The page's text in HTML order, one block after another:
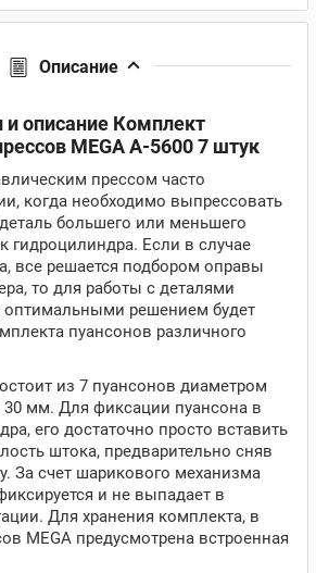
Описание
и описание Комплект
MEGA A-5600 7 штук
прессом часто
когда необходимо выпрессовать
большего или меньшего
гидроцилиндра. Если в случае
все решается подбором оправы
то для работы с деталями
оптимальными решением будет
пуансонов различного
из 7 пуансонов диаметром
30 мм. Для фиксации пуансона в
его достаточно просто вставить
штока, предварительно сняв
За счет шарикового механизма
и не выпадает в
Для хранения комплекта, в
MEGA предусмотрена встроенная